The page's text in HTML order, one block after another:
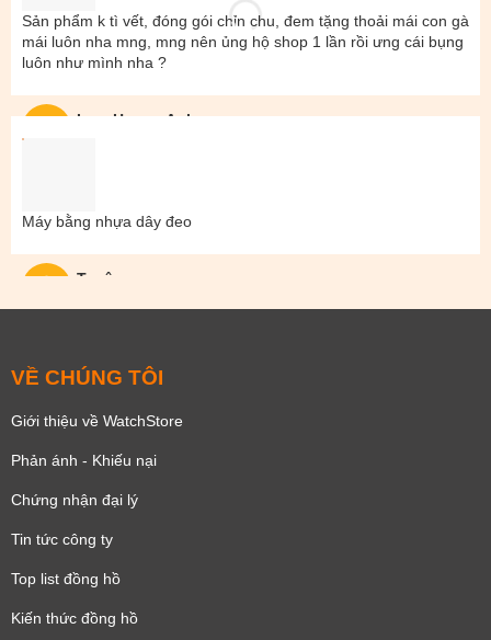
Lam Hoang Anh
Sản phẩm k tì vết, đóng gói chỉn chu, đem tặng thoải mái con gà
mái luôn nha mng, mng nên ủng hộ shop 1 lần rồi ưng cái bụng
luôn như mình nha ?
Tuyên
Máy bằng nhựa dây đeo
VỀ CHÚNG TÔI
Giới thiệu về WatchStore
Phản ánh - Khiếu nại
Chứng nhận đại lý
Tin tức công ty
Top list đồng hồ
Kiến thức đồng hồ